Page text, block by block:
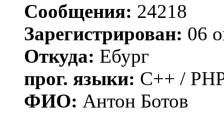
Сообщения: 24218
Зарегистрирован: 06
Откуда: Ебург
прог. языки: C++ /
ФИО: Антон Ботов